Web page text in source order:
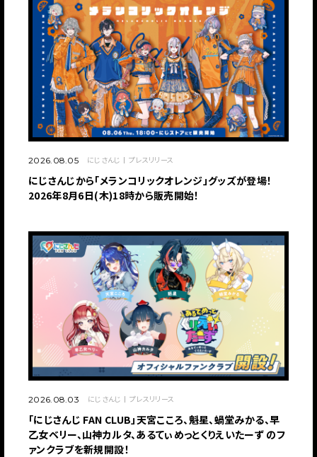
2026.08.05 にじさんじ プレスリリース
にじさんじから「メランコリックオレンジ」グッズが登場！
2026年8月6日(木)18時から販売開始！
2026.08.03 にじさんじ プレスリリース
「にじさんじ FAN CLUB」天宮こころ、魁星、蝸堂みかる、早
乙女ベリー、山神カルタ、あるてぃめっとくりえいたーず のフ
ァンクラブを新規開設！